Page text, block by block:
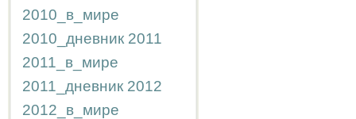
2010_в_мире
2010_дневник 2011
2011_в_мире
2011_дневник 2012
2012_в_мире